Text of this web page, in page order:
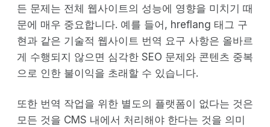
든 문제는 전체 웹사이트의 성능에 영향을 미치기 때
문에 매우 중요합니다. 예를 들어, hreflang 태그 구
현과 같은 기술적 웹사이트 번역 요구 사항은 올바르
게 수행되지 않으면 심각한 SEO 문제와 콘텐츠 중복
으로 인한 불이익을 초래할 수 있습니다.
또한 번역 작업을 위한 별도의 플랫폼이 없다는 것은
모든 것을 CMS 내에서 처리해야 한다는 것을 의미